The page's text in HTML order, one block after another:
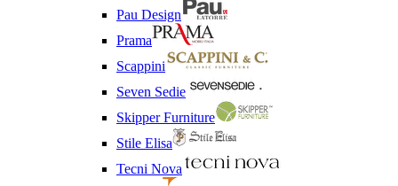
Pau Design
Prama
Scappini
Seven Sedie
Skipper Furniture
Stile Elisa
Tecni Nova